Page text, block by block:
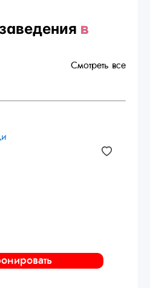
в
Смотреть все